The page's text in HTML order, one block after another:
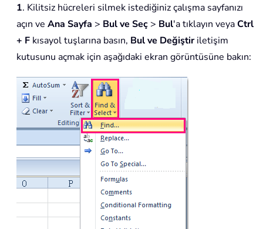
1. Kilitsiz hücreleri silmek istediğiniz çalışma sayfanızı
açın ve Ana Sayfa > Bul ve Seç > Bul'a tıklayın veyaCtrl
+ F kısayol tuşlarına basın, Bul ve Değiştiriletişim
kutusunu açmak için aşağıdaki ekran görüntüsüne bakın: